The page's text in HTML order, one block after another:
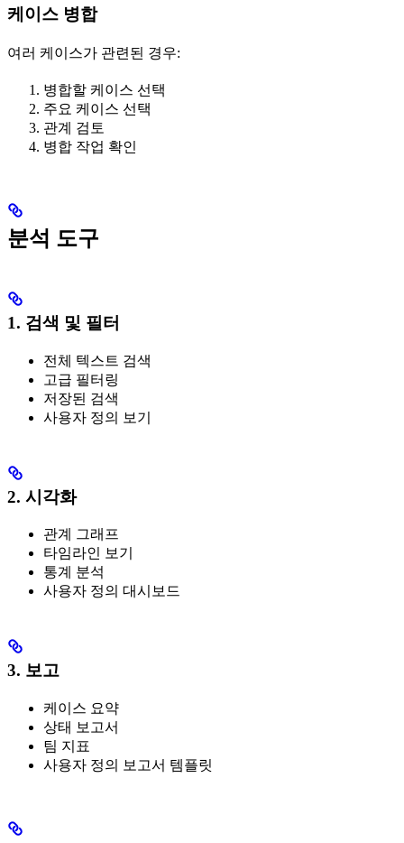
케이스 병합
여러 케이스가 관련된 경우:
병합할 케이스 선택
주요 케이스 선택
관계 검토
병합 작업 확인
분석 도구
1. 검색 및 필터
전체 텍스트 검색
고급 필터링
저장된 검색
사용자 정의 보기
2. 시각화
관계 그래프
타임라인 보기
통계 분석
사용자 정의 대시보드
3. 보고
케이스 요약
상태 보고서
팀 지표
사용자 정의 보고서 템플릿